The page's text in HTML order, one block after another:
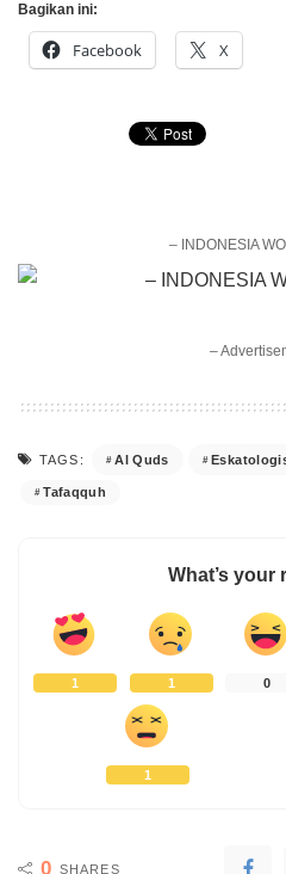
Bagikan ini:
Facebook X
– INDONESIA
–
TAGS: Al Quds
Tafaqquh
What’s your
1 1 0
1
0 SHARES